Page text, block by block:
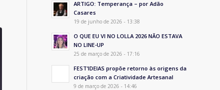
ARTIGO: Temperança – por Adão
Casares
19 de junho de 2026 - 13:38
O QUE EU VI NO LOLLA 2026 NÃO ESTAVA
NO LINE-UP
25 de março de 2026 - 17:16
FEST’IDEIAS propõe retorno às origens da
criação com a Criatividade Artesanal
9 de março de 2026 - 14:46